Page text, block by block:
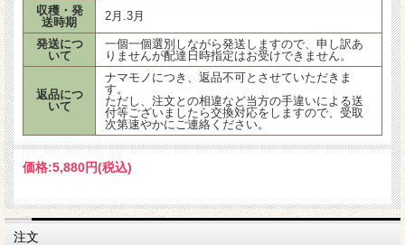
また大風の影響で擦過傷等が発生しているため、多少の傷あり品がはいります。季
節が進むなどで皮が柔らかくなり、凹みやすい品種もありますのでご了承ください
ませ。
藏光農園で生産する晩柑（ハッサク、甘夏、きよみ、不知火、せとか、レモン、ポ
ンカン、春峰、その他新品種）詰め合わせです。数が少ない品種は売り切れると、
それ以降は入りません
今年は特にポンカンの大きな木が倒れてしまいましたので、ポンカンは一気に減収
します。
また、今年から本格出荷ができるかと思われていた春峰の畑一面が鹿に食い尽くさ
れ、枯れてしまい、春峰の生産増量計画が頓挫してしまいましたので、昨年同様ご
た。そんなわけで今年は新品種はほとんどない予定です。
ブラッドオレンジは昨年他の畑に植えましたが、収穫は4^5年後の予定です。
収穫・発
送時期
2月.3月
発送につ
いて
一個一個選別しながら発送しますので、申し訳あ
りませんが配達日時指定はお受けできません。
返品につ
いて
ナマモノにつき、返品不可とさせていただきま
す。
ただし、注文との相違など当方の手違いによる送
付等ございましたら交換対応をしますので、受取
次第速やかにご連絡ください。
価格:5,880円(税込)
注文